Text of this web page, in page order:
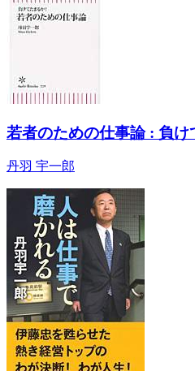
若者のための仕事論 : 負け
丹羽 宇一郎